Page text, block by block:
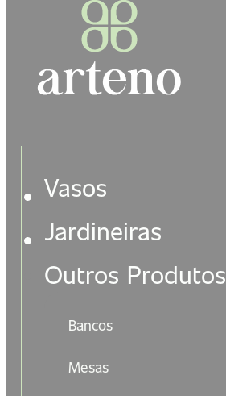
Vasos
Jardineiras
Outros Produtos
Bancos
Mesas